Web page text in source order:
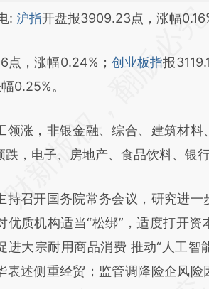
开头增加这段话：本文由
实意图存在偏差。不代表财新观
。
: 沪指开盘报3909.23点，涨幅
点，涨幅0.24%； 创业板指报
0.25%。
领涨，非银金融、综合、建筑材
，电子、房地产、食品饮料、银
持召开国务院常务会议，研究进
优质机构适当“松绑”，适度打开
进大宗耐用商品消费 推动“人工智
表述侧重经贸；监管调降险企风险